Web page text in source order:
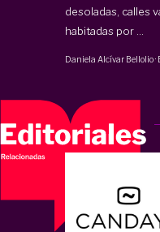
desoladas, calles
habitadas por ...
Daniela Alcívar Bellolio·